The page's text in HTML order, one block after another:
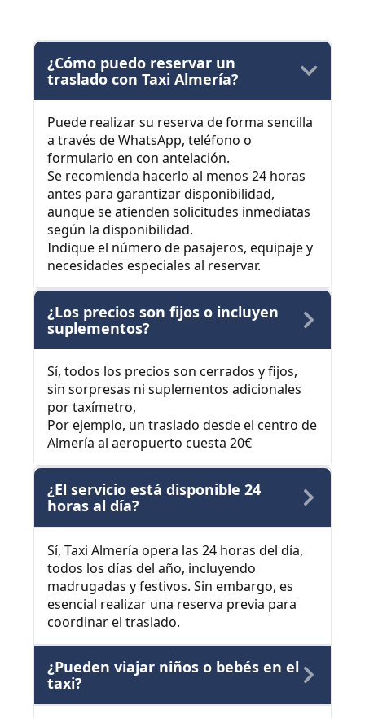
¿Cómo puedo reservar un
traslado con Taxi Almería?
Puede realizar su reserva de forma sencilla
a través de WhatsApp, teléfono o
formulario en con antelación.
Se recomienda hacerlo al menos 24 horas
antes para garantizar disponibilidad,
aunque se atienden solicitudes inmediatas
según la disponibilidad.
Indique el número de pasajeros, equipaje y
necesidades especiales al reservar.
¿Los precios son fijos o incluyen
suplementos?
Sí, todos los precios son cerrados y fijos,
sin sorpresas ni suplementos adicionales
por taxímetro,
Por ejemplo, un traslado desde el centro de
Almería al aeropuerto cuesta 20€
¿El servicio está disponible 24
horas al día?
Sí, Taxi Almería opera las 24 horas del día,
todos los días del año, incluyendo
madrugadas y festivos. Sin embargo, es
esencial realizar una reserva previa para
coordinar el traslado.
¿Pueden viajar niños o bebés en el
taxi?